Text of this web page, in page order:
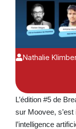
Nathalie
L’édition #5 de
sur Moovee, s’est
l’intelligence